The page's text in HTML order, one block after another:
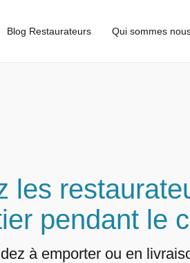
Blog Restaurateurs Qui sommes
les
pendant le
à emporter ou en